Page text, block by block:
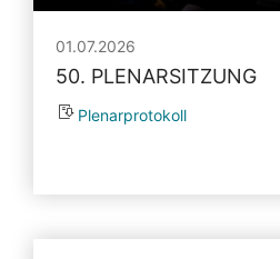
01.07.2026
50. PLENARSITZUNG
Plenarprotokoll